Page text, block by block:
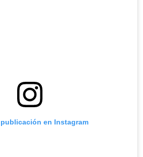
publicación en Instagram